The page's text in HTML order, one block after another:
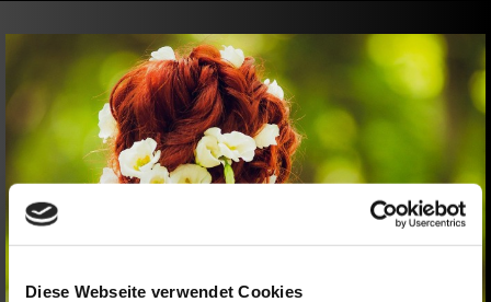
Diese Webseite verwendet Cookies